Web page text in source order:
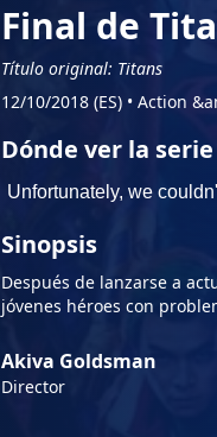
Final de
Título original: Titans
12/10/2018 (ES) •Action
Dónde ver la
Sinopsis
Después de lanzarse a
jóvenes héroes con
Akiva Goldsman
Director